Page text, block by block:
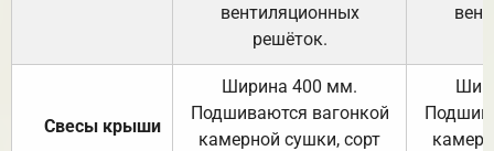
вентиляционных
решёток.
Свесы крыши
Ширина 400 мм.
Подшиваются вагонкой
камерной сушки, сорт